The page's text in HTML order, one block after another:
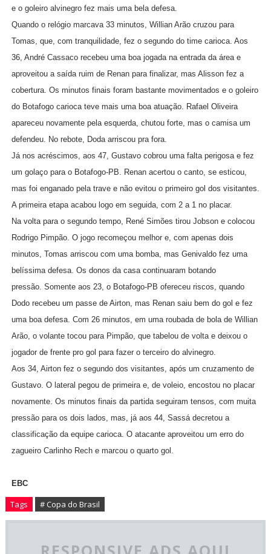
e o goleiro alvinegro fez mais uma bela defesa.
Quando o relógio marcava 33 minutos, Willian Arão cruzou para
Tomas, que, com tranquilidade, fez o segundo do time carioca. Aos
36, André Cassaco recebeu uma boa jogada na entrada da área e
aproveitou a saída ruim de Renan para finalizar, mas Alisson fez a
cobertura. Os minutos finais foram bastante movimentados e o goleiro
do Botafogo carioca teve mais uma boa atuação. Rafael Oliveira
apareceu novamente pela esquerda, chutou forte, mas o camisa um
defendeu. No rebote, Doda arriscou pra fora.
Já nos acréscimos, aos 47, Gustavo cobrou uma falta perigosa e fez
um golaço para o Botafogo-PB. Renan acertou o canto, se esticou,
mas foi enganado pela trave e não evitou o primeiro gol dos visitantes.
A primeira etapa acabou logo em seguida, com 2 a 1 no placar.
Na volta para o segundo tempo, René Simões tirou Jobson e colocou
Rodrigo Pimpão. O jogo recomeçou melhor e, com apenas dois
minutos, Tomas arriscou com uma bomba, mas Genivaldo fez uma
belíssima defesa. Os donos da casa continuaram botando
pressão. Somente aos 23, o Botafogo-PB ofereceu riscos, quando
Dodo recebeu um passe de Airton, mas Renan saiu bem do gol e fez
uma boa defesa. Com 26 minutos, em uma roubada de bola de Willian
Arão, o volante tocou para Pimpão, que tabelou de volta e deixou o
jogador de frente pro gol para fazer o terceiro do alvinegro.
Aos 34, Airton fez o segundo dos visitantes, após um cruzamento de
Gustavo. O lateral pegou de primeira e, de voleio, encostou no placar
novamente. Os minutos finais da partida seguiram tensos, com muita
pressão para os dois lados, mas, já aos 44, Sassá decretou a
classificação da equipe carioca. O atacante aproveitou um erro do
zagueiro Carlinho Rech e marcou o quarto gol.
EBC
Tags # Copa do Brasil